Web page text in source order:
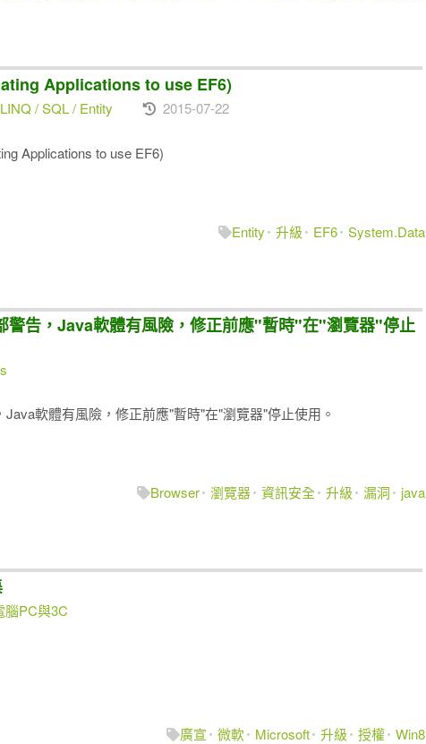
Applications to use EF6)
/ SQL / Entity 2015-07-22
Applications to use EF6)
Entity
升級 EF6 System.Data
警告，Java軟體有風險，修正前應"暫時"在"瀏覽器"停止
軟體有風險，修正前應"暫時"在"瀏覽器"停止使用。
Browser 瀏覽器 資訊安全 升級 漏洞 java
腦PC與3C
廣宣
微軟 Microsoft 升級 授權 Win8